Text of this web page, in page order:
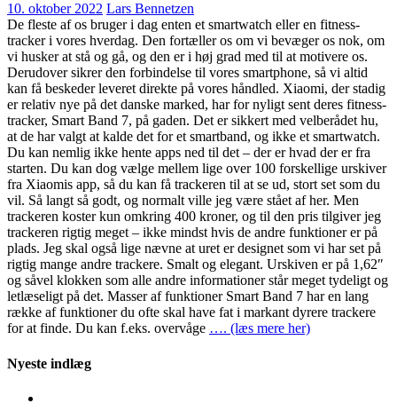
10. oktober 2022 Lars Bennetzen
De fleste af os bruger i dag enten et smartwatch eller en fitness-
tracker i vores hverdag. Den fortæller os om vi bevæger os nok, om
vi husker at stå og gå, og den er i høj grad med til at motivere os.
Derudover sikrer den forbindelse til vores smartphone, så vi altid
kan få beskeder leveret direkte på vores håndled. Xiaomi, der stadig
er relativ nye på det danske marked, har for nyligt sent deres fitness-
tracker, Smart Band 7, på gaden. Det er sikkert med velberådet hu,
at de har valgt at kalde det for et smartband, og ikke et smartwatch.
Du kan nemlig ikke hente apps ned til det – der er hvad der er fra
starten. Du kan dog vælge mellem lige over 100 forskellige urskiver
fra Xiaomis app, så du kan få trackeren til at se ud, stort set som du
vil. Så langt så godt, og normalt ville jeg være stået af her. Men
trackeren koster kun omkring 400 kroner, og til den pris tilgiver jeg
trackeren rigtig meget – ikke mindst hvis de andre funktioner er på
plads. Jeg skal også lige nævne at uret er designet som vi har set på
rigtig mange andre trackere. Smalt og elegant. Urskiven er på 1,62″
og såvel klokken som alle andre informationer står meget tydeligt og
letlæseligt på det. Masser af funktioner Smart Band 7 har en lang
række af funktioner du ofte skal have fat i markant dyrere trackere
for at finde. Du kan f.eks. overvåge …. (læs mere her)
Nyeste indlæg